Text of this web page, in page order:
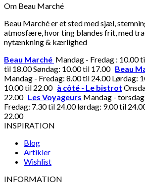
Om Beau Marché
Beau Marché er et sted med sjæl,
atmosfære, hvor ting blandes frit, med
nytænkning & kærlighed
Beau Marché Mandag - Fredag : 10.00
til 18.00 Søndag: 10.00 til 17.00 Beau
Mandag - Fredag: 8.00 til 24.00 Lørdag:
10.00 til 22.00 à côté - Le bistrot
22.00 Les Voyageurs Mandag -
Fredag: 7.30 til 24.00 lørdag: 9.00 til
22.00
INSPIRATION
Blog
Artikler
Wishlist
INFORMATION